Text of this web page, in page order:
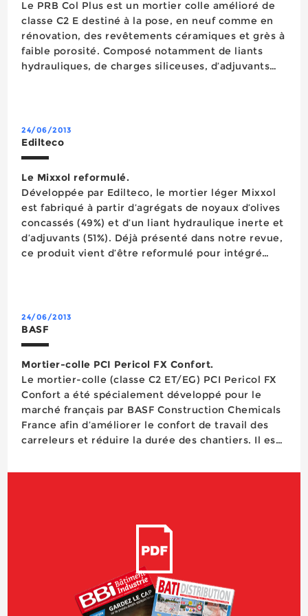
Le PRB Col Plus est un mortier colle amélioré de
classe C2 E destiné à la pose, en neuf comme en
rénovation, des revêtements céramiques et grès à
faible porosité. Composé notamment de liants
hydrauliques, de charges siliceuses, d’adjuvants
24/06/2013
Edilteco
Le Mixxol reformulé.
Développée par Edilteco, le mortier léger Mixxol
est fabriqué à partir d’agrégats de noyaux d’olives
concassés (49%) et d’un liant hydraulique inerte et
d’adjuvants (51%). Déjà présenté dans notre revue,
ce produit vient d’être reformulé pour intégré
24/06/2013
BASF
Mortier-colle PCI Pericol FX Confort.
Le mortier-colle (classe C2 ET/EG) PCI Pericol FX
Confort a été spécialement développé pour le
marché français par BASF Construction Chemicals
France afin d’améliorer le confort de travail des
carreleurs et réduire la durée des chantiers. Il est
allégée (diminution de la fatigue...